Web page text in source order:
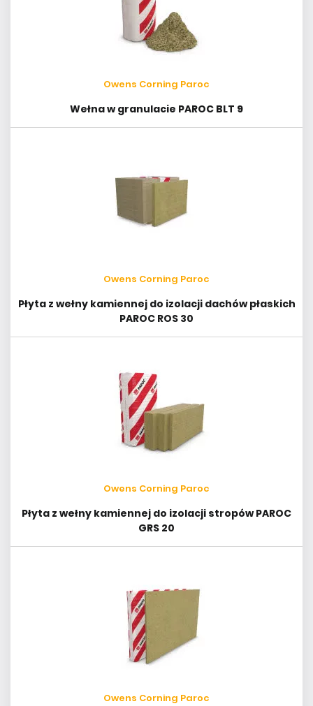
Owens Corning Paroc
Wełna w granulacie PAROC BLT 9
Owens Corning Paroc
Płyta z wełny kamiennej do izolacji dachów płaskich
PAROC ROS 30
Owens Corning Paroc
Płyta z wełny kamiennej do izolacji stropów PAROC
GRS 20
Owens Corning Paroc